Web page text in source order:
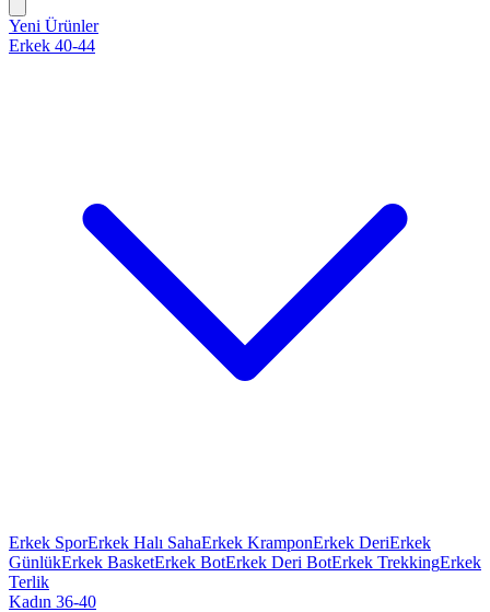
Yeni Ürünler
Erkek 40-44
Erkek SporErkek Halı SahaErkek KramponErkek DeriErkek
GünlükErkek BasketErkek BotErkek Deri BotErkek TrekkingErkek
Terlik
Kadın 36-40